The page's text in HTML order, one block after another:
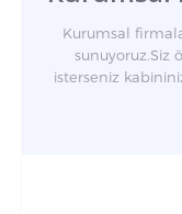
Kurumsal
sunuyoruz.Siz
isterseniz